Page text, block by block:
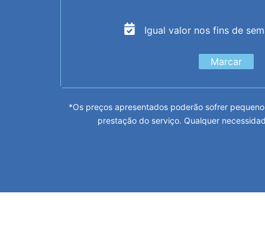
Igual valor nos fins de
Marcar
*Os preços apresentados poderão sofrer
prestação do serviço. Qualquer